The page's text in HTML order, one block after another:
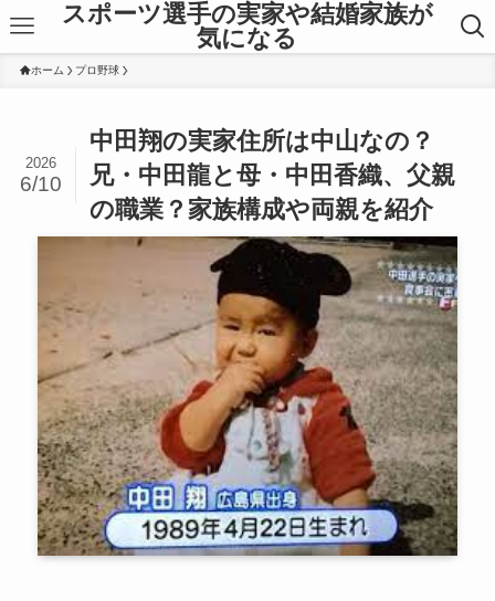
スポーツ選手の実家や結婚家族が
気になる
ホーム プロ野球
中田翔の実家住所は中山なの？
兄・中田龍と母・中田香織、父親
の職業？家族構成や両親を紹介
2026
6/10